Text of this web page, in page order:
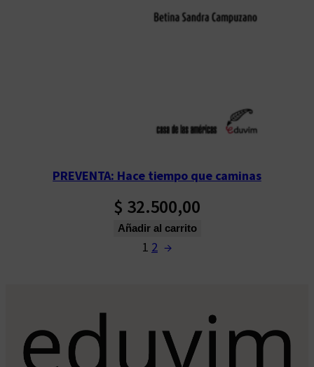
PREVENTA: Hace tiempo que caminas
$ 32.500,00
Añadir al carrito
1 2 →